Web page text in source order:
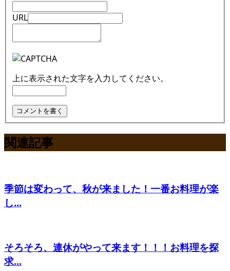
URL
上に表示された文字を入力してください。
関連記事
季節は変わって、秋が来ました！一番お料理が楽
し...
そろそろ、連休がやって来ます！！！お料理を探
求...